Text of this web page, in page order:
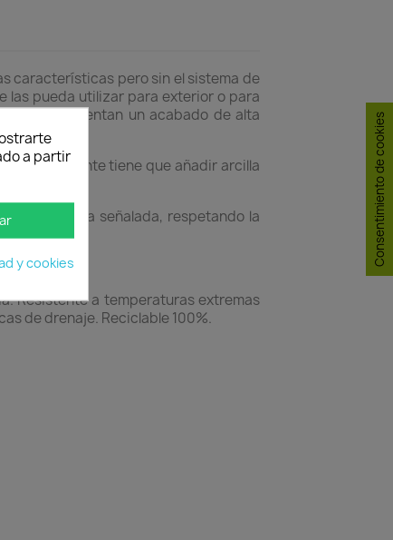
características pero sin el sistema de
las pueda utilizar para exterior o para
presentan un acabado de alta
Simplemente tiene que añadir arcilla
a la altura señalada, respetando la
Resistente a temperaturas extremas
de drenaje. Reciclable 100%.
a partir
y cookies Consentimiento de cookies